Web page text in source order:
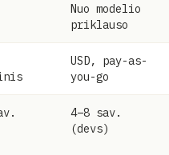
Nuo modelio
priklauso
USD, pay-as-
you-go
4–8 sav.
(devs)